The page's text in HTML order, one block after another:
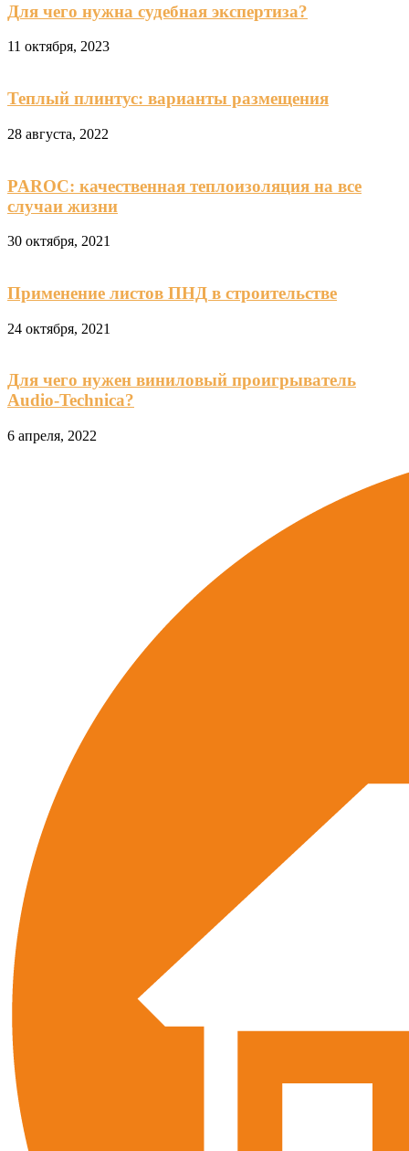
Для чего нужна судебная экспертиза?
11 октября, 2023
Теплый плинтус: варианты размещения
28 августа, 2022
PAROC: качественная теплоизоляция на все
случаи жизни
30 октября, 2021
Применение листов ПНД в строительстве
24 октября, 2021
Для чего нужен виниловый проигрыватель
Audio-Technica?
6 апреля, 2022